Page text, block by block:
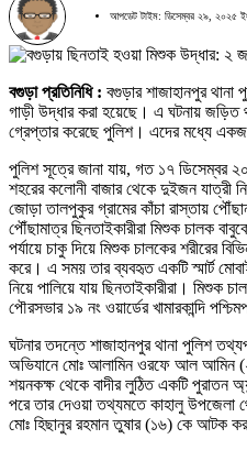
আপডেট টাইম: ডিসেম্বর ২৯, ২০২৫
বগুড়া প্রতিনিধি : বগুড়ার শাজাহানপুর থানা
গাড়ী উদ্ধার করা হয়েছে। এ ঘটনায়
গ্রেপ্তারকরেছে পুলিশ। এদের মধ্যে
পুলিশ সূত্রে জানা যায়, গত ১৭ ডিসেম্বর
শহরের কলোনী বাজার থেকে দুইজন যাত্রী
জোড়া তালপুকুর গ্রামের কাঁচা রাস্তায়
পৌঁছামাত্র ছিনতাইকারীরা মিশুক চালক
পর্যায়ে চাকু দিয়ে মিশুক চালকের শরীরের
করে। এ সময় তার ব্যবহৃত একটি স্মার্ট
নিয়ে পালিয়ে যায় ছিনতাইকারীরা। মিশুক
পৌরসভার ১৯ নং ওয়ার্ডের খামারকান্দি
ঘটনার তদন্তে শাজাহানপুর থানা পুলিশ
অভিযানে মোঃ আলামিন ওরফে আল আমিন
শয়নকক্ষ থেকে বাদীর লুঠিত একটি পুরাতন
পরে তার দেওয়া তথ্যমতে কাহালু উপজেলা
মোঃ হিছানুর রহমান তুষার (১৬) কে আটক